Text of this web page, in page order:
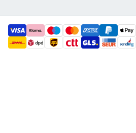
payment methods
shipment methods